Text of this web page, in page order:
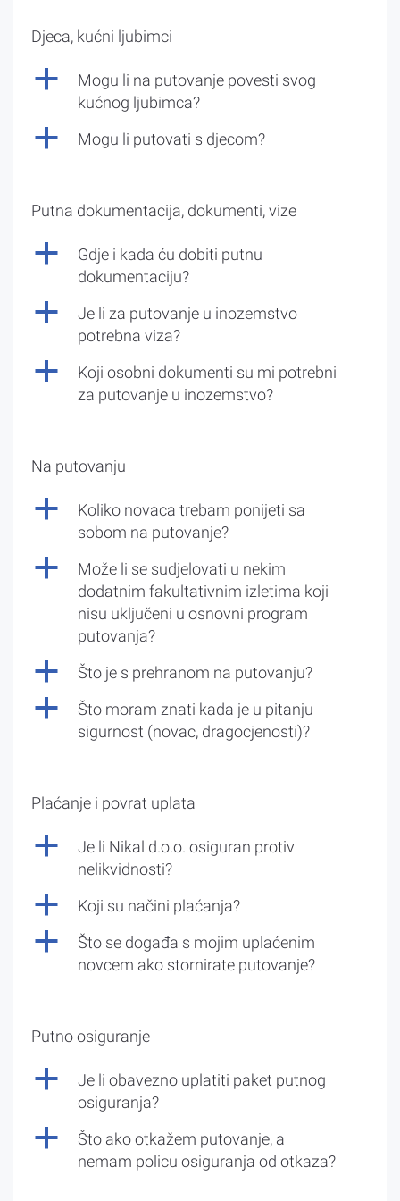
Djeca, kućni ljubimci
a
Mogu li na putovanje povesti svog
kućnog ljubimca?
a Mogu li putovati s djecom?
Putna dokumentacija, dokumenti, vize
a
Gdje i kada ću dobiti putnu
dokumentaciju?
a
Je li za putovanje u inozemstvo
potrebna viza?
a
Koji osobni dokumenti su mi potrebni
za putovanje u inozemstvo?
Na putovanju
a
Koliko novaca trebam ponijeti sa
sobom na putovanje?
a
Može li se sudjelovati u nekim
dodatnim fakultativnim izletima koji
nisu uključeni u osnovni program
putovanja?
a Što je s prehranom na putovanju?
a
Što moram znati kada je u pitanju
sigurnost (novac, dragocjenosti)?
Plaćanje i povrat uplata
a
Je li Nikal d.o.o. osiguran protiv
nelikvidnosti?
a Koji su načini plaćanja?
a
Što se događa s mojim uplaćenim
novcem ako stornirate putovanje?
Putno osiguranje
a
Je li obavezno uplatiti paket putnog
osiguranja?
a
Što ako otkažem putovanje, a
nemam policu osiguranja od otkaza?